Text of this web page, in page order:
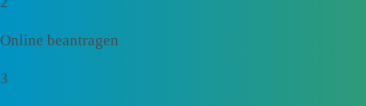
Online beantragen
3